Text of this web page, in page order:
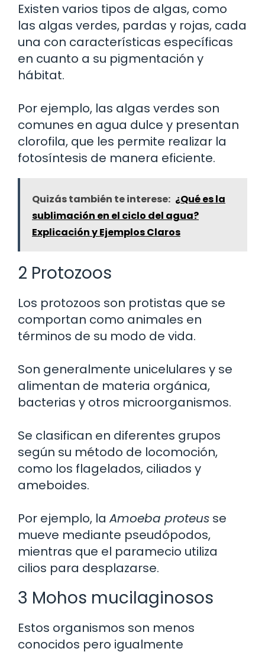
Existen varios tipos de algas, como
las algas verdes, pardas y rojas, cada
una con características específicas
en cuanto a su pigmentación y
hábitat.
Por ejemplo, las algas verdes son
comunes en agua dulce y presentan
clorofila, que les permite realizar la
fotosíntesis de manera eficiente.
Quizás también te interese: ¿Qué es la
sublimación en el ciclo del agua?
Explicación y Ejemplos Claros
2 Protozoos
Los protozoos son protistas que se
comportan como animales en
términos de su modo de vida.
Son generalmente unicelulares y se
alimentan de materia orgánica,
bacterias y otros microorganismos.
Se clasifican en diferentes grupos
según su método de locomoción,
como los flagelados, ciliados y
ameboides.
Por ejemplo, laAmoeba proteus se
mueve mediante pseudópodos,
mientras que el paramecio utiliza
cilios para desplazarse.
3 Mohos mucilaginosos
Estos organismos son menos
conocidos pero igualmente